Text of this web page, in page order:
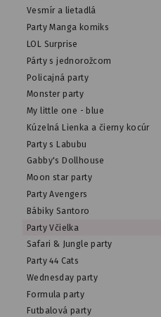
Vesmír a lietadlá
Party Manga komiks
LOL Surprise
Párty s jednorožcom
Policajná party
Monster party
My little one - blue
Kúzelná Lienka a čierny kocúr
Party s Labubu
Gabby's Dollhouse
Moon star party
Party Avengers
Bábiky Santoro
Party Včielka
Safari & Jungle party
Party 44 Cats
Wednesday party
Formula party
Futbalová party